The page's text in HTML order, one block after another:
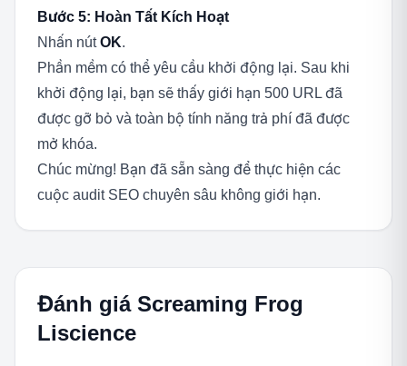
Bước 5: Hoàn Tất Kích Hoạt
Nhấn nútOK.
Phần mềm có thể yêu cầu khởi động lại. Sau khi
khởi động lại, bạn sẽ thấy giới hạn 500 URL đã
được gỡ bỏ và toàn bộ tính năng trả phí đã được
mở khóa.
Chúc mừng! Bạn đã sẵn sàng để thực hiện các
cuộc audit SEO chuyên sâu không giới hạn.
Đánh giá Screaming Frog
Liscience